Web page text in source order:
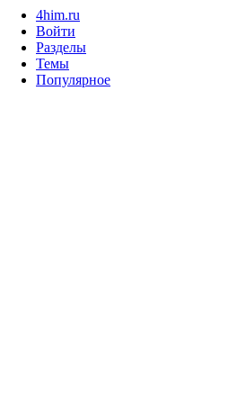
4him.ru
Войти
Разделы
Темы
Популярное